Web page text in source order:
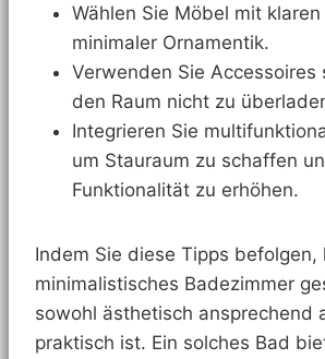
Wählen Sie Möbel mit
minimaler Ornamentik.
Verwenden Sie Accessoires
den Raum nicht zu
Integrieren Sie
um Stauraum zu schaffen
Funktionalität zu erhöhen.
Indem Sie diese Tipps befolgen,
minimalistisches Badezimmer
sowohl ästhetisch ansprechend
praktisch ist. Ein solches Bad